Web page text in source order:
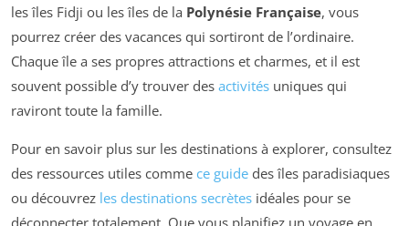
les îles Fidji ou les îles de la Polynésie Française, vous
pourrez créer des vacances qui sortiront de l’ordinaire.
Chaque île a ses propres attractions et charmes, et il est
souvent possible d’y trouver des activités uniques qui
raviront toute la famille.
Pour en savoir plus sur les destinations à explorer, consultez
des ressources utiles comme ce guide des îles paradisiaques
ou découvrez les destinations secrètes idéales pour se